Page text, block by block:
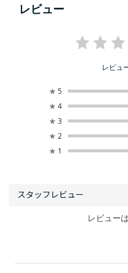
レビュー
レビュ
★ 5
★ 4
★ 3
★ 2
★ 1
レビュー